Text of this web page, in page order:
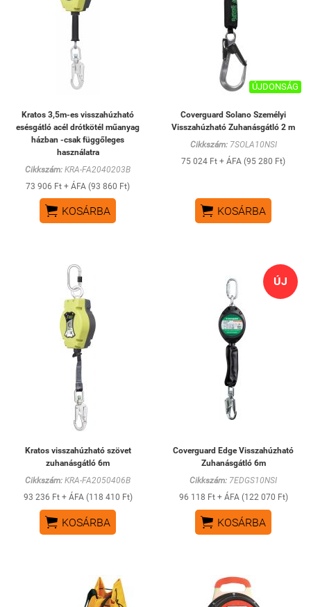
Kratos 3,5m-es visszahúzható
esésgátló acél drótkötél műanyag
házban -csak függőleges
használatra
Cikkszám: KRA-FA2040203B
73 906 Ft + ÁFA (93 860 Ft)
 KOSÁRBA
ÚJDONSÁG
Coverguard Solano Személyi
Visszahúzható Zuhanásgátló 2 m
Cikkszám:7SOLA10NSI
75 024 Ft + ÁFA (95 280 Ft)
 KOSÁRBA
Kratos visszahúzható szövet
zuhanásgátló 6m
Cikkszám: KRA-FA2050406B
93 236 Ft + ÁFA (118 410 Ft)
 KOSÁRBA
ÚJ
Coverguard Edge Visszahúzható
Zuhanásgátló 6m
Cikkszám: 7EDGS10NSI
96 118 Ft + ÁFA (122 070 Ft)
 KOSÁRBA